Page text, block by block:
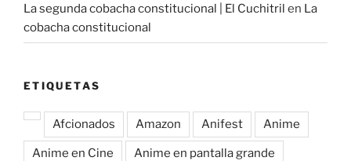
La segunda cobacha constitucional | El Cuchitril en La
cobacha constitucional
ETIQUETAS
Afcionados Amazon Anifest Anime
Anime en Cine Anime en pantalla grande